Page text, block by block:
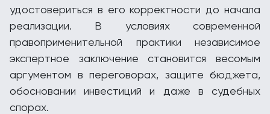
удостовериться в его корректности до начала
реализации. В условиях современной
правоприменительной практики независимое
экспертное заключение становится весомым
аргументом в переговорах, защите бюджета,
обосновании инвестиций и даже в судебных
спорах.